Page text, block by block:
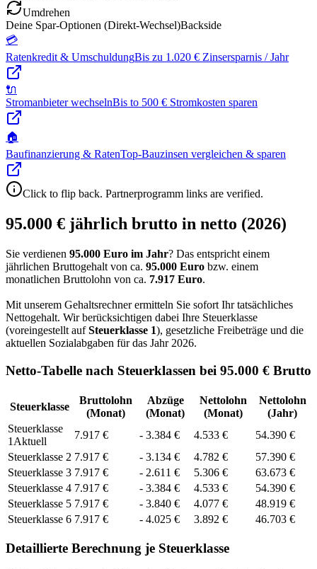
Umdrehen
Deine Spar-Optionen (Direkt-Wechsel)Backside
💳
Ratenkredit & UmschuldungBis zu 1.020 € Zinsersparnis / Jahr
🔌
Stromanbieter wechselnBis to 500 € Stromkosten sparen
🏠
Baufinanzierung & RatenTop-Bauzinsen vergleichen & sparen
Click to flip back. Partnerprogramm links are verified.
95.000 € jährlich brutto in netto (2026)
Sie verdienen 95.000 Euro im Jahr? Das entspricht einem
jährlichen Bruttogehalt von ca. 95.000 Euro bzw. einem
monatlichen Bruttolohn von ca. 7.917 Euro.
Mit unserem Gehaltsrechner ermitteln Sie sofort Ihr tatsächliches
Nettogehalt. Wir berücksichtigen dabei Ihre Steuerklasse
(voreingestellt aufSteuerklasse 1), gesetzliche Freibeträge und die
aktuellen Sozialabgaben für das Jahr 2026.
Netto-Tabelle nach Steuerklassen bei 95.000 € Brutto
Steuerklasse
Bruttolohn
(Monat)
Abzüge
(Monat)
Nettolohn
(Monat)
Nettolohn
(Jahr)
Steuerklasse
1 Aktuell
7.917 € - 3.384 € 4.533 € 54.390 €
Steuerklasse 2 7.917 € - 3.134 € 4.782 € 57.390 €
Steuerklasse 3 7.917 € - 2.611 € 5.306 € 63.673 €
Steuerklasse 4 7.917 € - 3.384 € 4.533 € 54.390 €
Steuerklasse 5 7.917 € - 3.840 € 4.077 € 48.919 €
Steuerklasse 6 7.917 € - 4.025 € 3.892 € 46.703 €
Detaillierte Berechnung je Steuerklasse